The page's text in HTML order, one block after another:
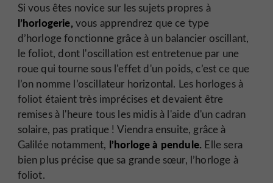
Si vous êtes novice sur les sujets propres à
l’horlogerie,vous apprendrez que ce type
d’horloge fonctionne grâce à un balancier oscillant,
le foliot, dont l'oscillation est entretenue par une
roue qui tourne sous l'effet d'un poids, c’est ce que
l’on nomme l’oscillateur horizontal. Les horloges à
foliot étaient très imprécises et devaient être
remises à l'heure tous les midis à l'aide d'un cadran
solaire, pas pratique ! Viendra ensuite, grâce à
Galilée notamment, l’horloge à pendule. Elle sera
bien plus précise que sa grande sœur, l’horloge à
foliot.